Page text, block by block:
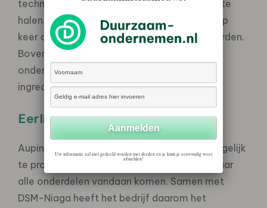
technologie van Niaga® makkelijk uit elkaar te
halen. Hierdoor kunnen de materialen keer op
keer op hoogwaardig niveau gerecycled worden.
Bovendien is het een zacht matras dat
ondersteuning biedt en goed ventileert: alle
ingrediënten voor een goede nachtrust.
Eerlijk en transparant
Auping vindt het belangrijk om zo lokaal mogelijk
te produceren en transparant te zijn over waar
alle onderdelen vandaan komen. Samen met
DSM-Niaga heeft het bedrijf daarom het
Uw informatie zal niet gedeeld worden met derden en je kunt je eenvoudig weer
afmelden!